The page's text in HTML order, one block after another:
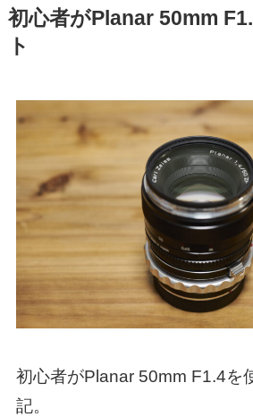
初心者がPlanar 50mm
ト
初心者がPlanar 50mm F1.4を
記。